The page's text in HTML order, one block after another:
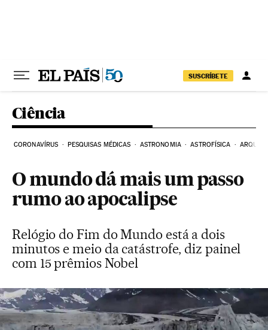
SUSCRÍBETE
Ciência
CORONAVÍRUS PESQUISAS MÉDICAS ASTRONOMIA ASTROFÍSICA
O mundo dá mais um passo
rumo ao apocalipse
Relógio do Fim do Mundo está a dois
minutos e meio da catástrofe, diz painel
com 15 prêmios Nobel